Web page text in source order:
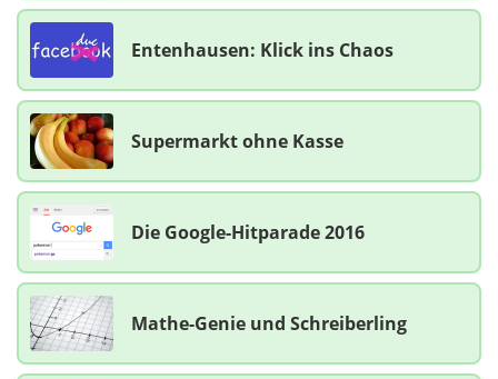
Entenhausen: Klick ins Chaos
Supermarkt ohne Kasse
Die Google-Hitparade 2016
Mathe-Genie und Schreiberling